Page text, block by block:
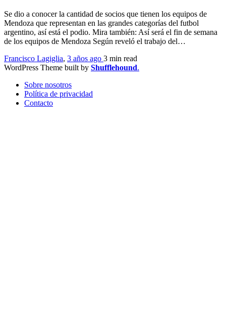
Se dio a conocer la cantidad de socios que tienen los equipos de
Mendoza que representan en las grandes categorías del futbol
argentino, así está el podio. Mira también: Así será el fin de semana
de los equipos de Mendoza Según reveló el trabajo del…
Francisco Lagiglia, 3 años ago 3 min read
WordPress Theme built by Shufflehound.
Sobre nosotros
Política de privacidad
Contacto